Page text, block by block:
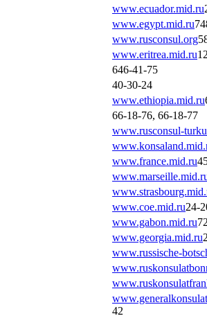
www.ecuador.mid.ru
www.egypt.mid.ru
www.rusconsul.org
www.eritrea.mid.ru
646-41-75
40-30-24
www.ethiopia.mid.ru
66-18-76, 66-18-77
www.rusconsul-
www.france.mid.ru
www.coe.mid.ru24-
www.gabon.mid.ru
www.georgia.mid.ru
www.russische-
42